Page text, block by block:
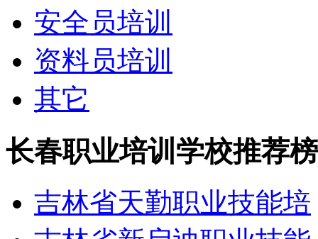
安全员培训
资料员培训
其它
长春职业培训学校推荐榜
吉林省天勤职业技能培